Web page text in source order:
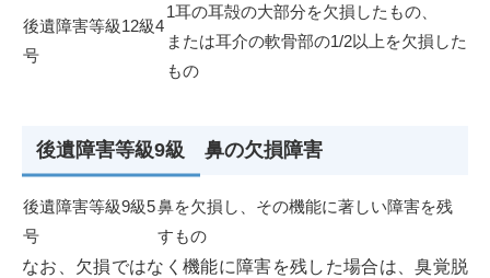
後遺障害等級12級4
号
1耳の耳殻の大部分を欠損したもの、
または耳介の軟骨部の1/2以上を欠損した
もの
後遺障害等級9級 鼻の欠損障害
後遺障害等級9級5
号
鼻を欠損し、その機能に著しい障害を残
すもの
なお、欠損ではなく機能に障害を残した場合は、臭覚脱